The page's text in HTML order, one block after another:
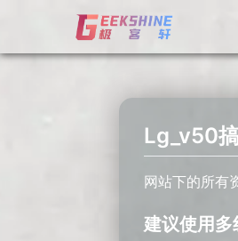
Lg_v50
网站下的所有
建议使用